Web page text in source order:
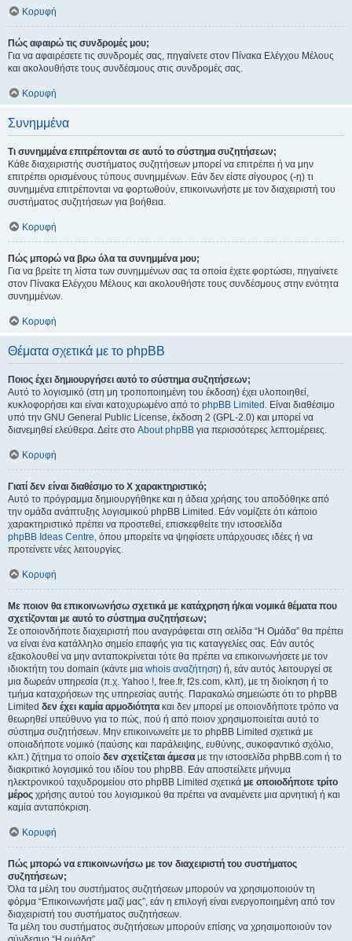
Κορυφή
Πώς αφαιρώ τις συνδρομές μου;
Για να αφαιρέσετε τις συνδρομές σας, πηγαίνετε στον Πίνακα Ελέγχου Μέλους
και ακολουθήστε τους συνδέσμους στις συνδρομές σας.
Κορυφή
Συνημμένα
Τι συνημμένα επιτρέπονται σε αυτό το σύστημα συζητήσεων;
Κάθε διαχειριστής συστήματος συζητήσεων μπορεί να επιτρέπει ή να μην
επιτρέπει ορισμένους τύπους συνημμένων. Εάν δεν είστε σίγουρος (-η) τι
συνημμένα επιτρέπονται να φορτωθούν, επικοινωνήστε με τον διαχειριστή του
συστήματος συζητήσεων για βοήθεια.
Κορυφή
Πώς μπορώ να βρω όλα τα συνημμένα μου;
Για να βρείτε τη λίστα των συνημμένων σας τα οποία έχετε φορτώσει, πηγαίνετε
στον Πίνακα Ελέγχου Μέλους και ακολουθήστε τους συνδέσμους στην ενότητα
συνημμένων.
Κορυφή
Θέματα σχετικά με το phpBB
Ποιος έχει δημιουργήσει αυτό το σύστημα συζητήσεων;
Αυτό το λογισμικό (στη μη τροποποιημένη του έκδοση) έχει υλοποιηθεί,
κυκλοφορήσει και είναι κατοχυρωμένο από το phpBB Limited . Είναι διαθέσιμο
υπό την GNU General Public License, έκδοση 2 (GPL-2.0) και μπορεί να
διανεμηθεί ελεύθερα. Δείτε στο About phpBB για περισσότερες λεπτομέρειες.
Κορυφή
Γιατί δεν είναι διαθέσιμο το Χ χαρακτηριστικό;
Αυτό το πρόγραμμα δημιουργήθηκε και η άδεια χρήσης του αποδόθηκε από
την ομάδα ανάπτυξης λογισμικού phpBB Limited. Εάν νομίζετε ότι κάποιο
χαρακτηριστικό πρέπει να προστεθεί, επισκεφθείτε την ιστοσελίδα
phpBB Ideas Centre, όπου μπορείτε να ψηφίσετε υπάρχουσες ιδέες ή να
προτείνετε νέες λειτουργίες.
Κορυφή
Με ποιον θα επικοινωνήσω σχετικά με κατάχρηση ή/και νομικά θέματα που
σχετίζονται με αυτό το σύστημα συζητήσεων;
Σε οποιονδήποτε διαχειριστή που αναγράφεται στη σελίδα “Η Ομάδα” θα πρέπει
να είναι ένα κατάλληλο σημείο επαφής για τις καταγγελίες σας. Εάν αυτός
εξακολουθεί να μην ανταποκρίνεται τότε θα πρέπει να επικοινωνήσετε με τον
ιδιοκτήτη του domain (κάντε μια whois αναζήτηση) ή, εάν αυτός λειτουργεί σε
μια δωρεάν υπηρεσία (π.χ. Yahoo !, free.fr, f2s.com, κλπ), με τη διοίκηση ή το
τμήμα καταχρήσεων της υπηρεσίας αυτής. Παρακαλώ σημειώστε ότι το phpBB
Limited δεν έχει καμία αρμοδιότητα και δεν μπορεί με οποιονδήποτε τρόπο να
θεωρηθεί υπεύθυνο για το πώς, πού ή από ποιον χρησιμοποιείται αυτό το
σύστημα συζητήσεων. Μην επικοινωνείτε με το phpBB Limited σχετικά με
οποιαδήποτε νομικό (παύσης και παράλειψης, ευθύνης, συκοφαντικό σχόλιο,
κλπ.) ζήτημα το οποίο δεν σχετίζεται άμεσα με την ιστοσελίδα phpBB.com ή το
διακριτικό λογισμικό του ιδίου του phpBB. Εάν αποστείλετε μήνυμα
ηλεκτρονικού ταχυδρομείου στο phpBB Limited σχετικά με οποιοδήποτε τρίτο
μέρος χρήσης αυτού του λογισμικού θα πρέπει να αναμένετε μια αρνητική ή και
καμία ανταπόκριση.
Κορυφή
Πώς μπορώ να επικοινωνήσω με τον διαχειριστή του συστήματος
συζητήσεων;
Όλα τα μέλη του συστήματος συζητήσεων μπορούν να χρησιμοποιούν τη
φόρμα “Επικοινωνήστε μαζί μας”, εάν η επιλογή είναι ενεργοποιημένη από τον
διαχειριστή του συστήματος συζητήσεων.
Τα μέλη του συστήματος συζητήσεων μπορούν επίσης να χρησιμοποιούν τον